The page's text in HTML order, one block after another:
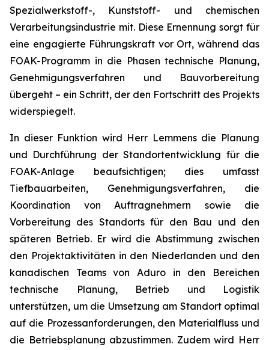
Spezialwerkstoff-, Kunststoff- und chemischen
Verarbeitungsindustrie mit. Diese Ernennung sorgt für
eine engagierte Führungskraft vor Ort, während das
FOAK-Programm in die Phasen technische Planung,
Genehmigungsverfahren und Bauvorbereitung
übergeht – ein Schritt, der den Fortschritt des Projekts
widerspiegelt.
In dieser Funktion wird Herr Lemmens die Planung
und Durchführung der Standortentwicklung für die
FOAK-Anlage beaufsichtigen; dies umfasst
Tiefbauarbeiten, Genehmigungsverfahren, die
Koordination von Auftragnehmern sowie die
Vorbereitung des Standorts für den Bau und den
späteren Betrieb. Er wird die Abstimmung zwischen
den Projektaktivitäten in den Niederlanden und den
kanadischen Teams von Aduro in den Bereichen
technische Planung, Betrieb und Logistik
unterstützen, um die Umsetzung am Standort optimal
auf die Prozessanforderungen, den Materialfluss und
die Betriebsplanung abzustimmen. Zudem wird Herr